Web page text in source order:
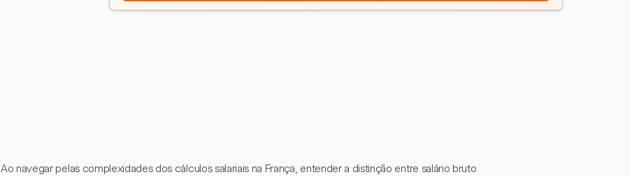
Ao navegar pelas complexidades dos cálculos salariais na França, entender a distinção entre salário bruto